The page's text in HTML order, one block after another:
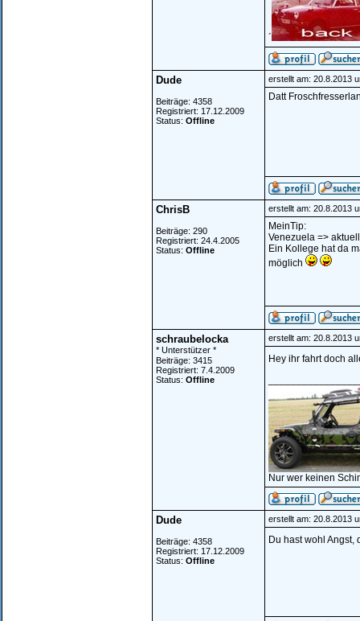
´
Dude
Beiträge: 4358
Registriert: 17.12.2009
Status: Offline
erstellt am: 20.8.2013
Datt
ChrisB
Beiträge: 290
Registriert: 24.4.2005
Status: Offline
erstellt am: 20.8.2013
MeinTip:
Venezuela =>
Ein Kollege hat da
möglich
schraubelocka
* Unterstützer *
Beiträge: 3415
Registriert: 7.4.2009
Status: Offline
erstellt am: 20.8.2013
Hey ihr fahrt doch
Nur wer keinen
Dude
Beiträge: 4358
Registriert: 17.12.2009
Status: Offline
erstellt am: 20.8.2013
Du hast wohl